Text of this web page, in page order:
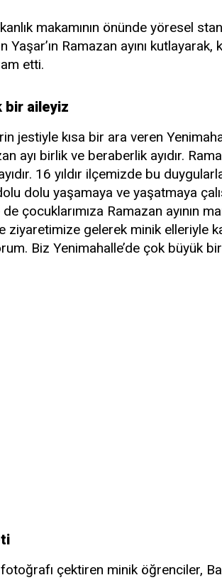
makamının önünde yöresel
Ramazan ayını kutlayarak,
etti.
bir aileyiz
jestiyle kısa bir ara veren
ayı birlik ve beraberlik ayıdır.
16 yıldır ilçemizde bu
dolu yaşamaya ve yaşatmaya
çocuklarımıza Ramazan ayının
ziyaretimize gelerek minik elleriyle
Biz Yenimahalle’de çok büyük
çektiren minik öğrenciler,